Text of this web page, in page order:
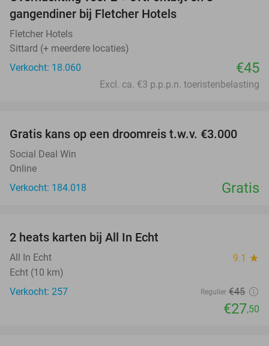
gangendiner bij Fletcher Hotels
Fletcher Hotels
Sittard (+ meerdere locaties)
Verkocht: 18.060
€45
Excl. ca. €3 p.p.p.n. toeristenbelasting
Gratis kans op een droomreis t.w.v. €3.000
Social Deal Win
Online
Verkocht: 184.018
Gratis
2 heats karten bij All In Echt
All In Echt 9.1 star
Echt (10 km)
Verkocht: 257
Regulier €45
€27,50